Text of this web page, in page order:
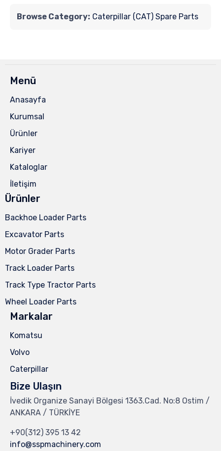
Browse Category: Caterpillar (CAT) Spare Parts
Menü
Anasayfa
Kurumsal
Ürünler
Kariyer
Kataloglar
İletişim
Ürünler
Backhoe Loader Parts
Excavator Parts
Motor Grader Parts
Track Loader Parts
Track Type Tractor Parts
Wheel Loader Parts
Markalar
Komatsu
Volvo
Caterpillar
Bize Ulaşın
İvedik Organize Sanayi Bölgesi 1363.Cad. No:8 Ostim /
ANKARA / TÜRKİYE
+90(312) 395 13 42
info@sspmachinery.com